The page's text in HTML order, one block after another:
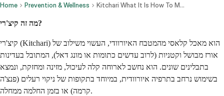
Home Prevention & Wellness Kitchari What It Is How To Make It And Why Ayurveda Calls It The Perfect Food
מה זה קיצ'רי?
קיצ'רי (Kitchari) הוא מאכל קלאסי מהמטבח האיורוודי, העשוי משילוב של
אורז מבושל וקטניות (לרוב עדשים כתומות או מונג דאל), המתובל בעדינות
בתבלינים שונים. הוא נחשב לארוחה קלה לעיכול, מזינה ומחזקת, ונמצא
בשימוש נרחב בתרפיה איורוודית, במיוחד בתקופות של ניקוי רעלים (פנצ'ה
קרמה) או בזמן החלמה ממחלה.